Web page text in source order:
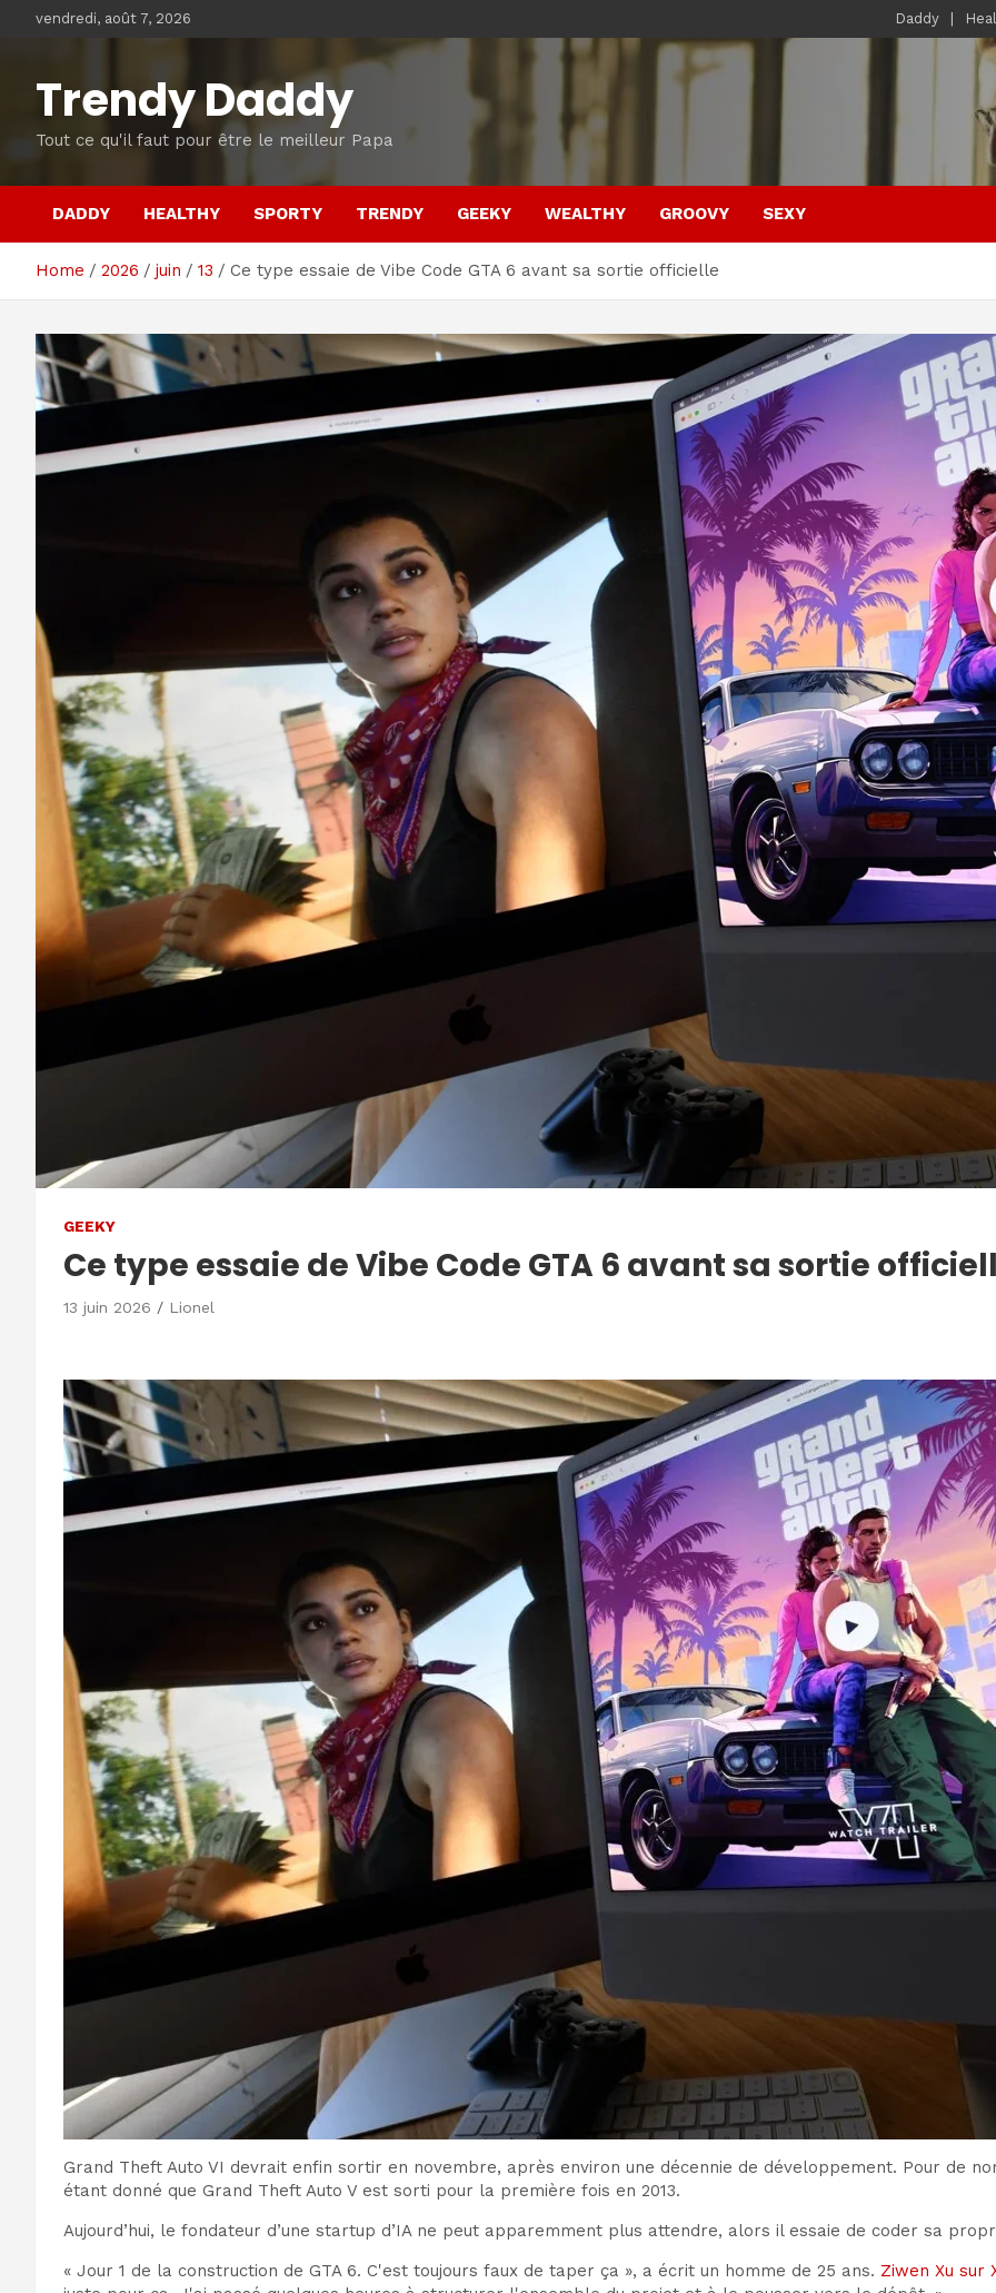
vendredi, août 7, 2026 Daddy
Trendy Daddy
Tout ce qu'il faut pour être le meilleur Papa
DADDY HEALTHY SPORTY TRENDY GEEKY WEALTHY GROOVY SEXY
Home 2026 juin 13 Ce type essaie de Vibe Code GTA 6 avant sa sortie officielle
GEEKY
Ce type essaie de Vibe Code GTA 6 avant sa sortie
13 juin 2026 Lionel
Grand Theft Auto VI devrait enfin sortir en novembre, après environ une décennie de développement. Pour de
étant donné que Grand Theft Auto V est sorti pour la première fois en 2013.
Aujourd’hui, le fondateur d’une startup d’IA ne peut apparemment plus attendre, alors il essaie de coder sa
« Jour 1 de la construction de GTA 6. C'est toujours faux de taper ça », a écrit un homme de 25 ans. Ziwen Xu sur